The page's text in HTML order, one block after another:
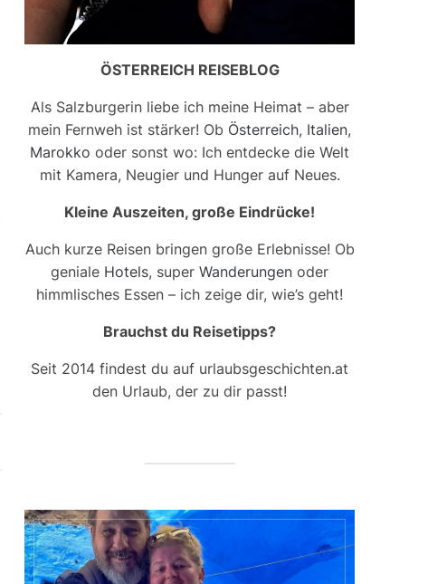
ÖSTERREICH REISEBLOG
Als Salzburgerin liebe ich meine Heimat – aber
mein Fernweh ist stärker! Ob Österreich, Italien,
Marokko oder sonst wo: Ich entdecke die Welt
mit Kamera, Neugier und Hunger auf Neues.
Kleine Auszeiten, große Eindrücke!
Auch kurze Reisen bringen große Erlebnisse! Ob
geniale Hotels, super Wanderungen oder
himmlisches Essen – ich zeige dir, wie’s geht!
Brauchst du Reisetipps?
Seit 2014 findest du auf urlaubsgeschichten.at
den Urlaub, der zu dir passt!